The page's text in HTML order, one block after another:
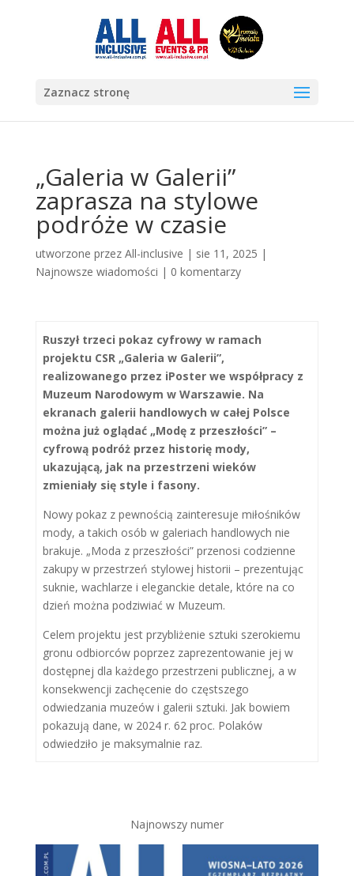
Zaznacz stronę
„Galeria w Galerii”
zaprasza na stylowe
podróże w czasie
utworzone przez All-inclusive | sie 11, 2025 |
Najnowsze wiadomości | 0 komentarzy
Ruszył trzeci pokaz cyfrowy w ramach
projektu CSR „Galeria w Galerii”,
realizowanego przez iPoster we współpracy z
Muzeum Narodowym w Warszawie. Na
ekranach galerii handlowych w całej Polsce
można już oglądać „Modę z przeszłości” –
cyfrową podróż przez historię mody,
ukazującą, jak na przestrzeni wieków
zmieniały się style i fasony.
Nowy pokaz z pewnością zainteresuje miłośników
mody, a takich osób w galeriach handlowych nie
brakuje. „Moda z przeszłości” przenosi codzienne
zakupy w przestrzeń stylowej historii – prezentując
suknie, wachlarze i eleganckie detale, które na co
dzień można podziwiać w Muzeum.
Celem projektu jest przybliżenie sztuki szerokiemu
gronu odbiorców poprzez zaprezentowanie jej w
dostępnej dla każdego przestrzeni publicznej, a w
konsekwencji zachęcenie do częstszego
odwiedzania muzeów i galerii sztuki. Jak bowiem
pokazują dane, w 2024 r. 62 proc. Polaków
odwiedziło je maksymalnie raz.
Najnowszy numer